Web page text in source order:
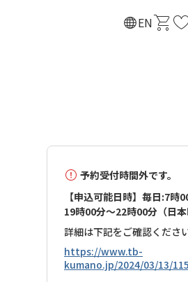
ENカ お
予約受付時間外です。
【申込可能日時】毎日:7時
19時00分～22時00分（日本
詳細は下記をご確認ください
https://www.tb-
kumano.jp/2024/03/13/